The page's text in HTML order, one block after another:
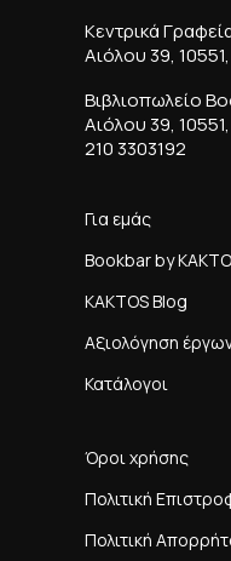
Κεντρικά
Αιόλου 39,
Βιβλιοπωλείο
Αιόλου 39,
210 3303192
Για εμάς
Bookbar by
KAKTOS Blog
Αξιολόγηση
Κατάλογοι
Όροι χρήσης
Πολιτική
Πολιτική